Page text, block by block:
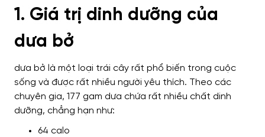
1. Giá trị dinh dưỡng của
dưa bở
dưa bở là một loại trái cây rất phổ biến trong cuộc
sống và được rất nhiều người yêu thích. Theo các
chuyên gia, 177 gam dưa chứa rất nhiều chất dinh
dưỡng, chẳng hạn như:
64 calo